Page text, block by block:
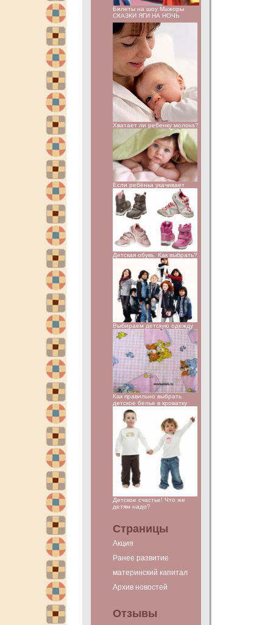
Билеты на шоу Мажоры
СКАЗКИ ЯГИ НА НОЧЬ
Хватает ли ребенку молока?
Если ребёнка укачивает
Детская обувь. Как выбрать?
Выбираем детскую одежду
Как правильно выбрать
детское белье в кроватку
Детское счастье! Что же
детям надо?
Страницы
Акция
Ранее развитие
материнский капитал
Архив новостей
Отзывы